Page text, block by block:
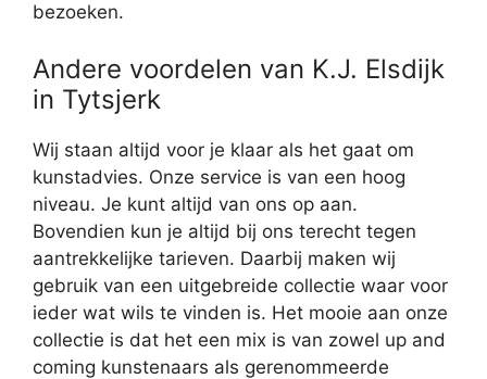
bezoeken.
Andere voordelen van K.J. Elsdijk
in Tytsjerk
Wij staan altijd voor je klaar als het gaat om
kunstadvies. Onze service is van een hoog
niveau. Je kunt altijd van ons op aan.
Bovendien kun je altijd bij ons terecht tegen
aantrekkelijke tarieven. Daarbij maken wij
gebruik van een uitgebreide collectie waar voor
ieder wat wils te vinden is. Het mooie aan onze
collectie is dat het een mix is van zowel up and
coming kunstenaars als gerenommeerde